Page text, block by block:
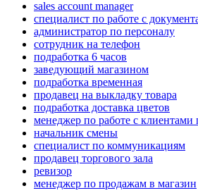
sales account manager
специалист по работе с
администратор по персоналу
сотрудник на телефон
подработка 6 часов
заведующий магазином
подработка временная
продавец на выкладку товара
подработка доставка цветов
менеджер по работе с клиентами
начальник смены
специалист по коммуникациям
продавец торгового зала
ревизор
менеджер по продажам в магазин